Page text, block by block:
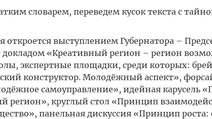
словарем, переведем кусок текста с
откроется выступлением Губернатора –
докладом «Креативный регион – регион
экспертные площадки, среди которых:
конструктор. Молодёжный аспект»,
самоуправление», идейная карусель
регион», круглый стол «Принцип
панельная дискуссия «Принцип